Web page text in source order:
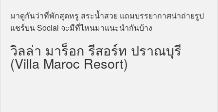
มาดูกันว่าที่พักสุดหรู สระน้ำสวย แถมบรรยากาศน่าถ่ายรูป
แชร์บน Social จะมีที่ไหนมาแนะนำกันบ้าง
วิลล่า มาร็อก รีสอร์ท ปราณบุรี
(Villa Maroc Resort)